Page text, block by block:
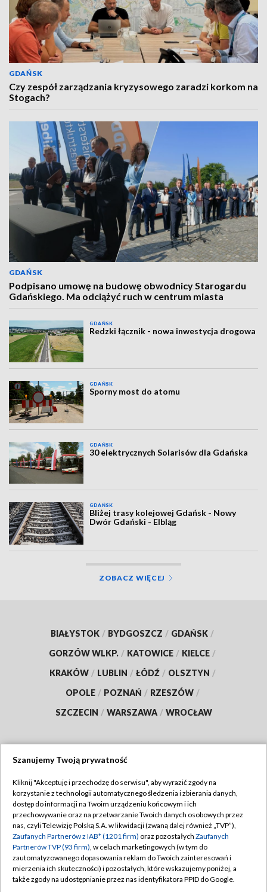
GDAŃSK
Czy zespół zarządzania kryzysowego zaradzi korkom na
Stogach?
GDAŃSK
Podpisano umowę na budowę obwodnicy Starogardu
Gdańskiego. Ma odciążyć ruch w centrum miasta
GDAŃSK
Redzki łącznik - nowa inwestycja drogowa
GDAŃSK
Sporny most do atomu
GDAŃSK
30 elektrycznych Solarisów dla Gdańska
GDAŃSK
Bliżej trasy kolejowej Gdańsk - Nowy
Dwór Gdański - Elbląg
ZOBACZ WIĘCEJ
BIAŁYSTOK / BYDGOSZCZ / GDAŃSK /
GORZÓW WLKP. / KATOWICE / KIELCE /
KRAKÓW / LUBLIN / ŁÓDŹ / OLSZTYN /
OPOLE / POZNAŃ / RZESZÓW /
SZCZECIN / WARSZAWA / WROCŁAW
TVP
Abonament TVP
Emisja w TVP
Centrum informacji TVP
Naziemna Telewizja Cyfrowa
Regulamin TVP
Polityka prywatności
Moje zgody
Pomoc
Szanujemy Twoją prywatność
Kliknij "Akceptuję i przechodzę do serwisu", aby wyrazić zgody na
korzystanie z technologii automatycznego śledzenia i zbierania danych,
dostęp do informacji na Twoim urządzeniu końcowym i ich
przechowywanie oraz na przetwarzanie Twoich danych osobowych przez
nas, czyli Telewizję Polską S.A. w likwidacji (zwaną dalej również „TVP”),
Zaufanych Partnerów z IAB* (1201 firm) oraz pozostałych Zaufanych
Partnerów TVP (93 firm), w celach marketingowych (w tym do
zautomatyzowanego dopasowania reklam do Twoich zainteresowań i
mierzenia ich skuteczności) i pozostałych, które wskazujemy poniżej, a
także zgody na udostępnianie przez nas identyfikatora PPID do Google.